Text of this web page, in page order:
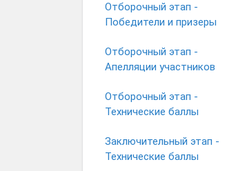
Отборочный этап -
Победители и призеры
Отборочный этап -
Апелляции участников
Отборочный этап -
Технические баллы
Заключительный этап -
Технические баллы